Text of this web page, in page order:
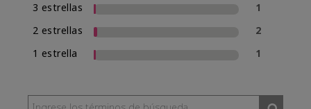
3 estrellas
1
2 estrellas
2
1 estrella
1